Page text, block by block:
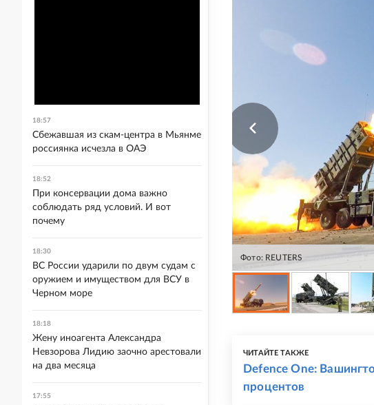
Фото: REUTERS
ЧИТАЙТЕ ТАКЖЕ
Defence One:
процентов
18:57
Сбежавшая из скам-центра в Мьянме
россиянка исчезла в ОАЭ
18:52
При консервации дома важно
соблюдать ряд условий. И вот
почему
18:30
ВС России ударили по двум судам с
оружием и имуществом для ВСУ в
Черном море
18:18
Жену иноагента Александра
Невзорова Лидию заочно арестовали
на два месяца
17:55